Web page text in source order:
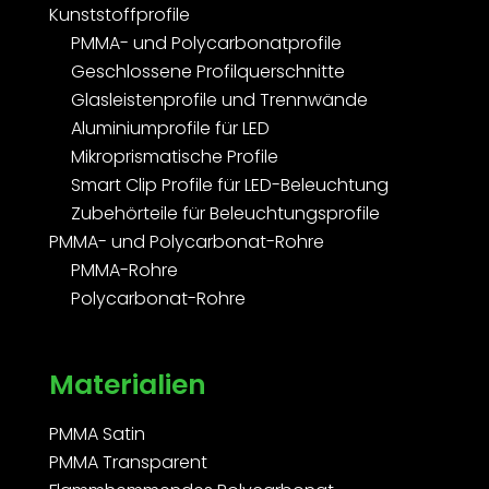
Kunststoffprofile
PMMA- und Polycarbonatprofile
Geschlossene Profilquerschnitte
Glasleistenprofile und Trennwände
Aluminiumprofile für LED
Mikroprismatische Profile
Smart Clip Profile für LED-Beleuchtung
Zubehörteile für Beleuchtungsprofile
PMMA- und Polycarbonat-Rohre
PMMA-Rohre
Polycarbonat-Rohre
Materialien
PMMA Satin
PMMA Transparent